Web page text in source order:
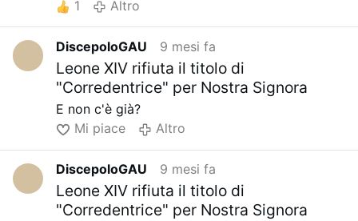
sistematicamente legge.
1 Altro
DiscepoloGAU 9 mesi fa
Leone XIV rifiuta il titolo di
"Corredentrice" per Nostra Signora
E non c'è già?
Mi piace
Altro
DiscepoloGAU 9 mesi fa
Leone XIV rifiuta il titolo di
"Corredentrice" per Nostra Signora